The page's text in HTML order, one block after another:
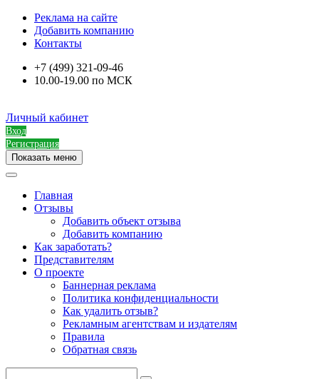
Реклама на сайте
Добавить компанию
Контакты
+7 (499) 321-09-46
10.00-19.00 по МСК
Личный кабинет
Вход
Регистрация
Показать меню
Главная
Отзывы
Добавить объект отзыва
Добавить компанию
Как заработать?
Представителям
О проекте
Баннерная реклама
Политика конфиденциальности
Как удалить отзыв?
Рекламным агентствам и издателям
Правила
Обратная связь